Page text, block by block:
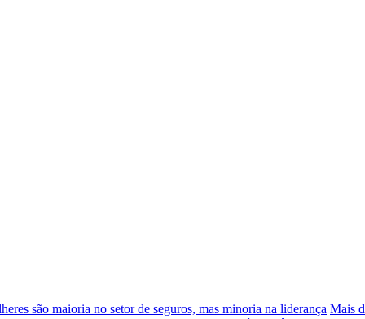
são maioria no setor de seguros, mas minoria na liderança Mais